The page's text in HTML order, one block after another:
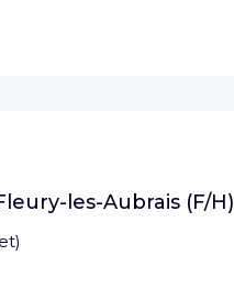
les-Aubrais (F/H)
)